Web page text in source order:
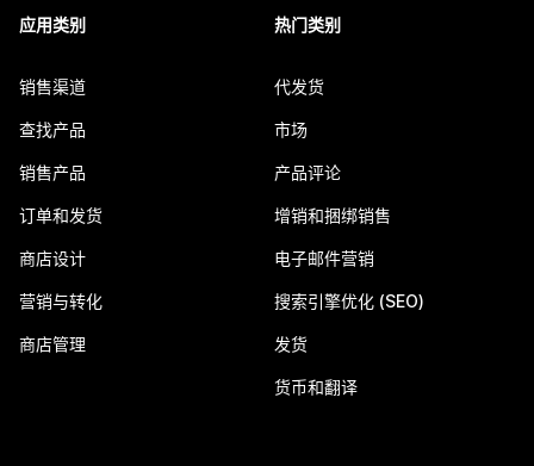
应用类别
销售渠道
查找产品
销售产品
订单和发货
商店设计
营销与转化
商店管理
热门类别
代发货
市场
产品评论
增销和捆绑销售
电子邮件营销
搜索引擎优化 (SEO)
发货
货币和翻译